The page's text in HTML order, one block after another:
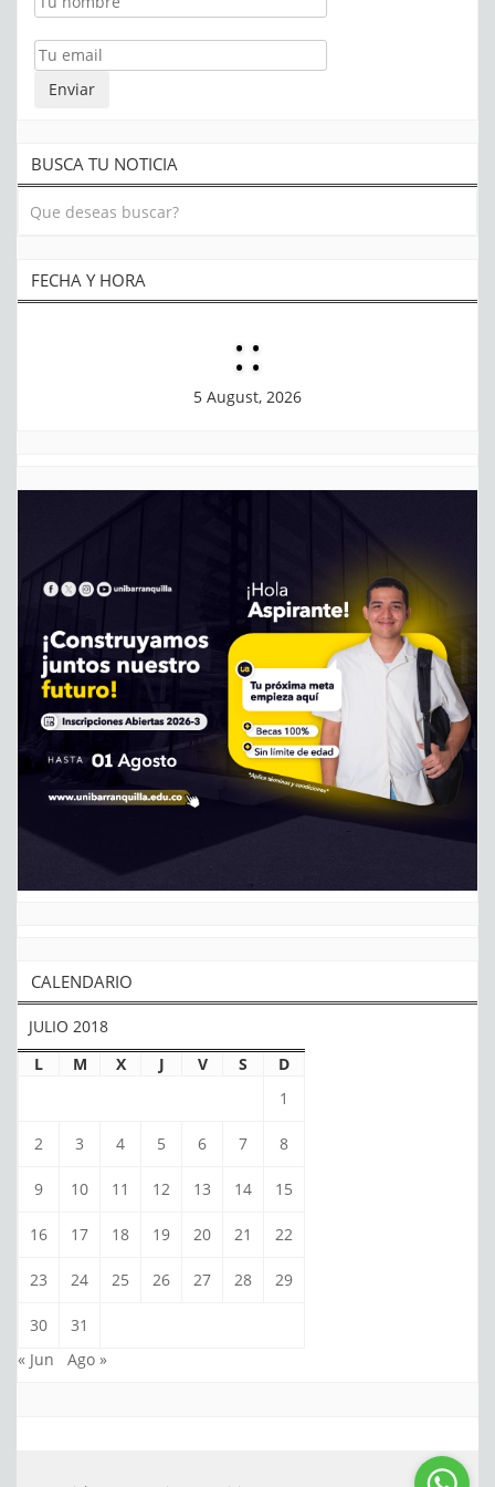
BUSCA TU NOTICIA
FECHA Y HORA
::
5 August, 2026
CALENDARIO
JULIO 2018
L
M X J V S
D
1
2 3 4 5 6 7 8
9 10 11 12 13 14 15
16 17 18 19 20 21 22
23 24 25 26 27 28 29
30
31
« Jun
Ago »